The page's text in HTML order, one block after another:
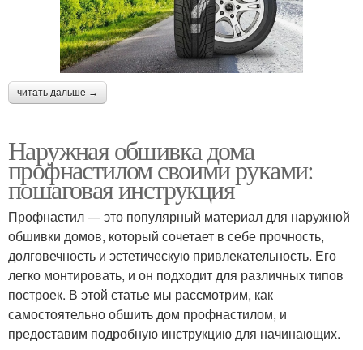
читать дальше →
Наружная обшивка дома
профнастилом своими руками:
пошаговая инструкция
Профнастил — это популярный материал для наружной
обшивки домов, который сочетает в себе прочность,
долговечность и эстетическую привлекательность. Его
легко монтировать, и он подходит для различных типов
построек. В этой статье мы рассмотрим, как
самостоятельно обшить дом профнастилом, и
предоставим подробную инструкцию для начинающих.